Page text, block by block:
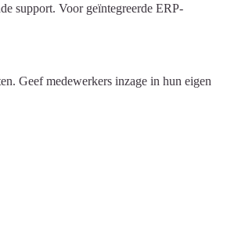
support. Voor geïntegreerde ERP-
Geef medewerkers inzage in hun eigen